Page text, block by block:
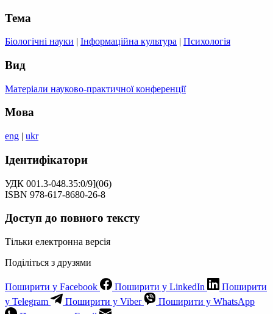
Тема
Біологічні науки | Інформаційна культура | Психологія
Вид
Матеріали науково-практичної конференції
Мова
eng | ukr
Ідентифікатори
УДК 001.3-048.35:0/9](06)
ISBN 978-617-8680-26-8
Доступ до повного тексту
Тільки електронна версія
Поділіться з друзями
Поширити у Facebook Поширити у LinkedIn
Поширити
у Telegram
Поширити у Viber
Поширити у WhatsApp